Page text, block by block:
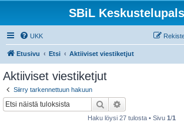
SBiL
UKK
Etusivu Etsi Aktiiviset viestiketjut
Aktiiviset viestiketjut
Siirry tarkennettuun hakuun
Etsi
Haku löysi 27 tulosta • Sivu 1/1